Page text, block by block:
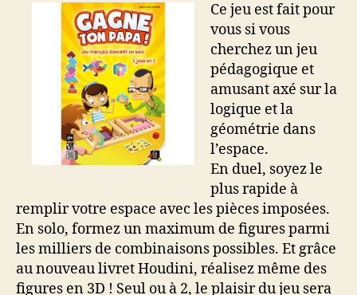
Ce jeu est fait pour
vous si vous
cherchez un jeu
pédagogique et
amusant axé sur la
logique et la
géométrie dans
l’espace.
En duel, soyez le
plus rapide à
remplir votre espace avec les pièces imposées.
En solo, formez un maximum de figures parmi
les milliers de combinaisons possibles. Et grâce
au nouveau livret Houdini, réalisez même des
figures en 3D ! Seul ou à 2, le plaisir du jeu sera